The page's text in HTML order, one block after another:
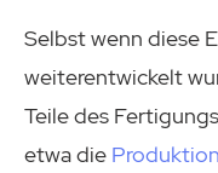
Selbst wenn diese
weiterentwickelt
Teile des
etwa die